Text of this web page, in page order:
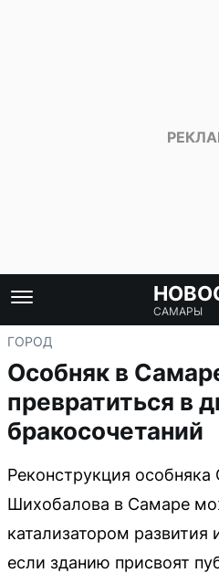
САМАРЫ
ГОРОД
Особняк в
превратиться в
бракосочетаний
Реконструкция особняка
Шихобалова в Самаре
катализатором развития
если зданию присвоят